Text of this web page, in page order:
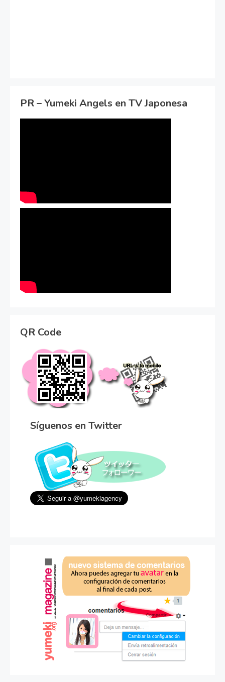
PR – Yumeki Angels en TV Japonesa
QR Code
Síguenos en Twitter